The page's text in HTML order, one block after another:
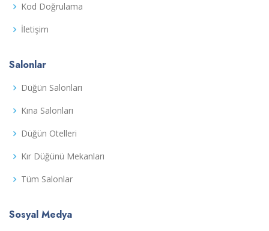
Kod Doğrulama
İletişim
Salonlar
Düğün Salonları
Kına Salonları
Düğün Otelleri
Kır Düğünü Mekanları
Tüm Salonlar
Sosyal Medya